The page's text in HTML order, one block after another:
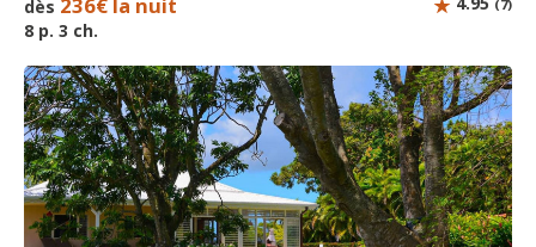
dès 236€ la nuit
8 p. 3 ch.
(7)